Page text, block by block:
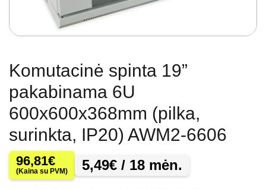
Komutacinė spinta 19”
pakabinama 6U
600x600x368mm (pilka,
surinkta, IP20) AWM2-6606
96,81€
(Kaina su PVM) 5,49€ / 18 mėn.